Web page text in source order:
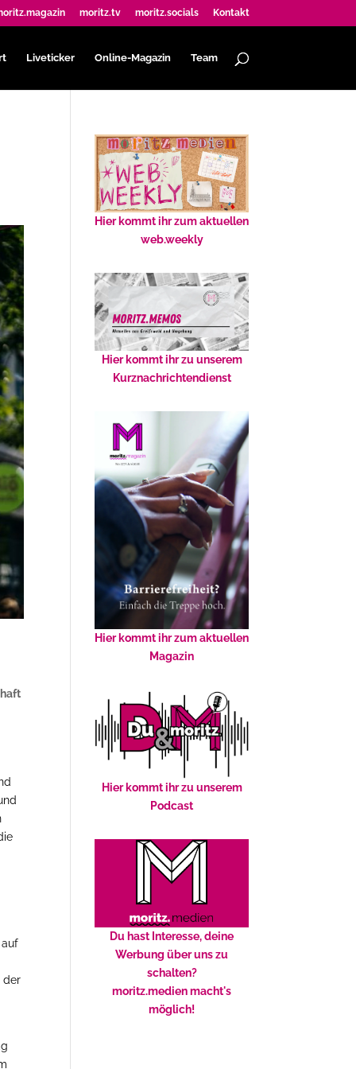
moritz.tv moritz.socials Kontakt
Liveticker Online-Magazin Team
der
Hier kommt ihr zum aktuellen
web.weekly
Hier kommt ihr zu unserem
Kurznachrichtendienst
Hier kommt ihr zum aktuellen
Magazin
Hier kommt ihr zu unserem
Podcast
Du hast Interesse, deine
Werbung über uns zu
schalten?
moritz.medien macht's
möglich!